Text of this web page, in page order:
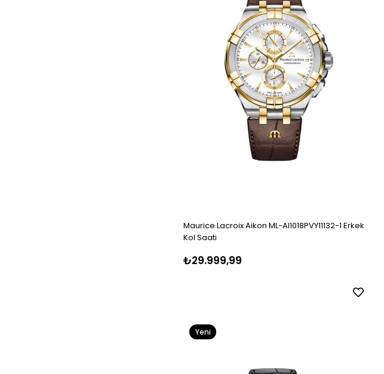
Maurice Lacroix Aikon ML-AI1018PVY11132-1 Erkek
Kol Saati
₺29.999,99
Yeni